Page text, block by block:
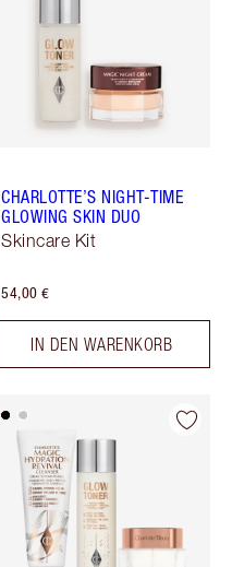
CHARLOTTE’S NIGHT-TIME
GLOWING SKIN DUO
Skincare Kit
54,00 €
IN DEN WARENKORB